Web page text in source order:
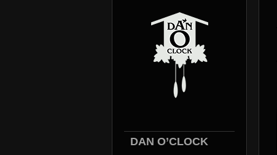
DAN O’CLOCK